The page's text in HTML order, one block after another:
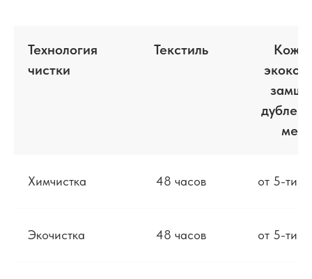
Технология
чистки
Текстиль
Кожа/
мех
Химчистка 48 часов от 5-ти
Экочистка 48 часов от 5-ти